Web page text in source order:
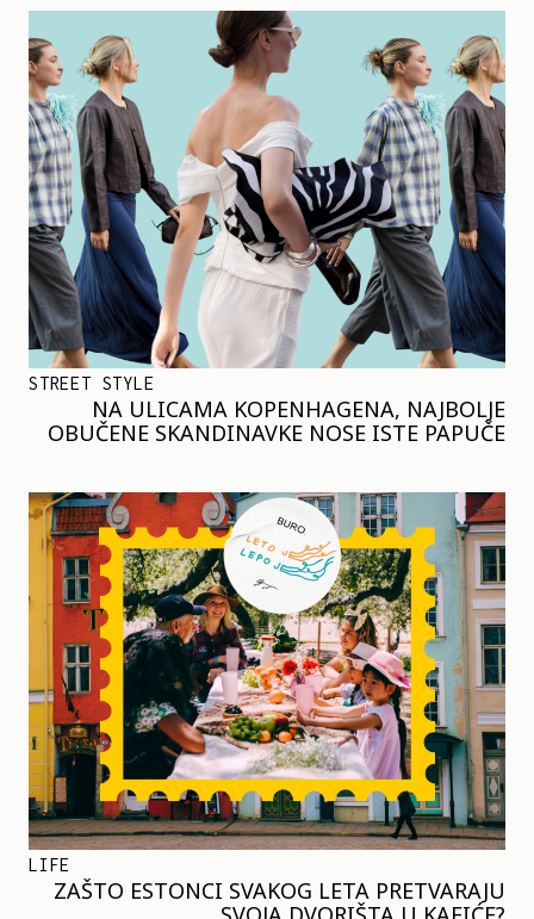
STREET STYLE
NA ULICAMA KOPENHAGENA, NAJBOLJE
OBUČENE SKANDINAVKE NOSE ISTE PAPUČE
LIFE
ZAŠTO ESTONCI SVAKOG LETA PRETVARAJU